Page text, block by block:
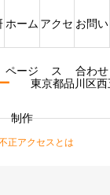
東京都品川区
ホーム
ページ
制作
アクセ
ス
お問い
合わせ
正アクセスとは